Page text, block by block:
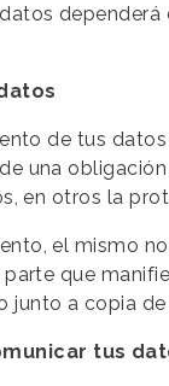
de tus
una
en otros la
el mismo
que
junto a copia de
tus